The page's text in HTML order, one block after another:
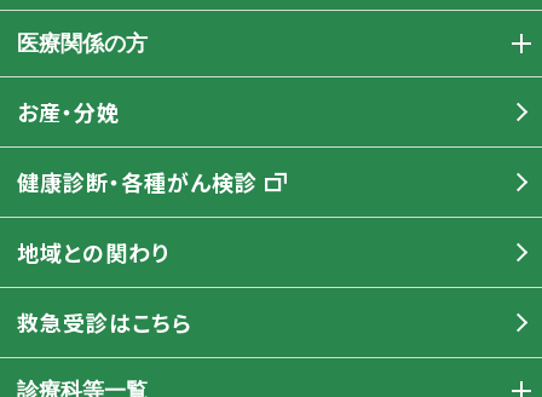
医療関係の方
お産・分娩
健康診断・各種がん検診
地域との関わり
救急受診はこちら
診療科等一覧